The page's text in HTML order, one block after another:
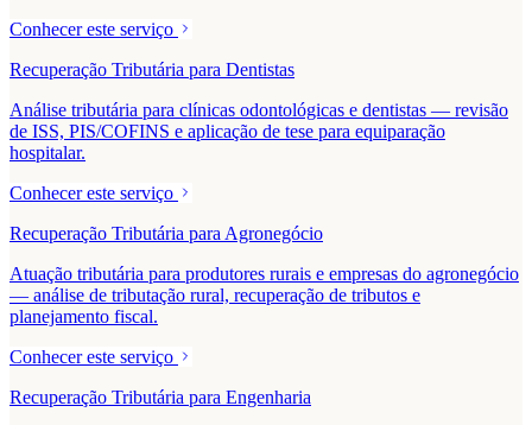
Conhecer este serviço
Recuperação Tributária para Dentistas
Análise tributária para clínicas odontológicas e dentistas — revisão
de ISS, PIS/COFINS e aplicação de tese para equiparação
hospitalar.
Conhecer este serviço
Recuperação Tributária para Agronegócio
Atuação tributária para produtores rurais e empresas do agronegócio
— análise de tributação rural, recuperação de tributos e
planejamento fiscal.
Conhecer este serviço
Recuperação Tributária para Engenharia